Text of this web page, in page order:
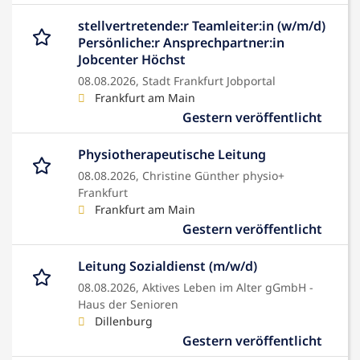
stellvertretende:r Teamleiter:in (w/m/d)
Persönliche:r Ansprechpartner:in
Jobcenter Höchst
08.08.2026, Stadt Frankfurt Jobportal
Frankfurt am Main
Gestern veröffentlicht
Physiotherapeutische Leitung
08.08.2026, Christine Günther physio+
Frankfurt
Frankfurt am Main
Gestern veröffentlicht
Leitung Sozialdienst (m/w/d)
08.08.2026, Aktives Leben im Alter gGmbH -
Haus der Senioren
Dillenburg
Gestern veröffentlicht